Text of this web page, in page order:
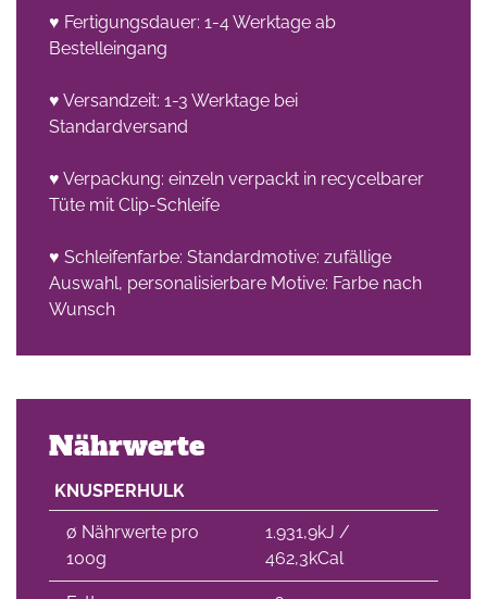
♥ Fertigungsdauer: 1-4 Werktage ab
Bestelleingang
♥ Versandzeit: 1-3 Werktage bei
Standardversand
♥ Verpackung: einzeln verpackt in recycelbarer
Tüte mit Clip-Schleife
♥ Schleifenfarbe: Standardmotive: zufällige
Auswahl, personalisierbare Motive: Farbe nach
Wunsch
Nährwerte
KNUSPERHULK
∅ Nährwerte pro
100g
1.931,9kJ /
462,3kCal